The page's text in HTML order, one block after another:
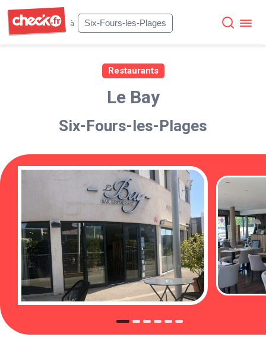
à
Six-Fours-les-Plages
Restaurants
Le Bay
Six-Fours-les-Plages